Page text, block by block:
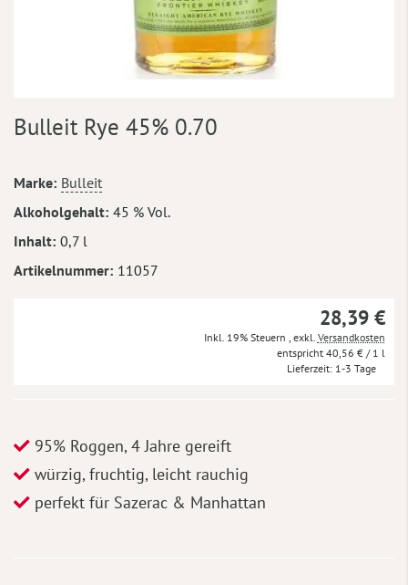
Anfang
springen
Bulleit Rye 45% 0.70
Mehr
Informationen
Marke Bulleit
Alkoholgehalt 45 % Vol.
Inhalt 0,7 l
Artikelnummer 11057
28,39 €
Inkl. 19% Steuern exkl. Versandkosten
40,56 € / 1 l
Lieferzeit 1-3 Tage
95% Roggen, 4 Jahre gereift
würzig, fruchtig, leicht rauchig
perfekt für Sazerac & Manhattan